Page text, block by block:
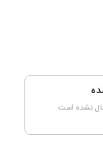
نشده است